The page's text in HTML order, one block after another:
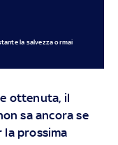
la salvezza ormai
ottenuta, il
sa ancora se
prossima